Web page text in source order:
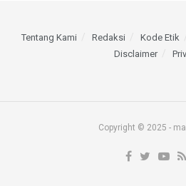
Tentang Kami Redaksi Kode Etik
Disclaimer
Copyright © 2025 -